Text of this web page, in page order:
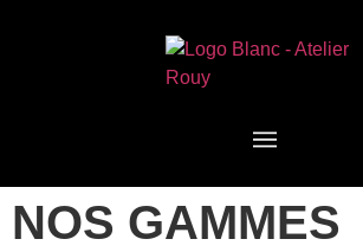
NOS GAMMES